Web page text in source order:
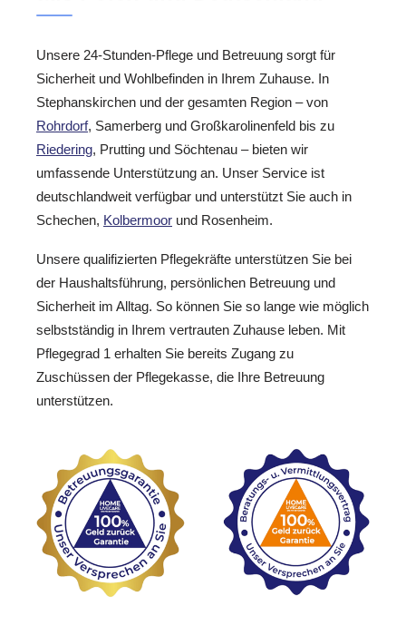
Unsere 24-Stunden-Pflege und Betreuung sorgt für
Sicherheit und Wohlbefinden in Ihrem Zuhause. In
Stephanskirchen und der gesamten Region – von
Rohrdorf, Samerberg und Großkarolinenfeld bis zu
Riedering, Prutting und Söchtenau – bieten wir
umfassende Unterstützung an. Unser Service ist
deutschlandweit verfügbar und unterstützt Sie auch in
Schechen, Kolbermoor und Rosenheim.
Unsere qualifizierten Pflegekräfte unterstützen Sie bei
der Haushaltsführung, persönlichen Betreuung und
Sicherheit im Alltag. So können Sie so lange wie möglich
selbstständig in Ihrem vertrauten Zuhause leben. Mit
Pflegegrad 1 erhalten Sie bereits Zugang zu
Zuschüssen der Pflegekasse, die Ihre Betreuung
unterstützen.